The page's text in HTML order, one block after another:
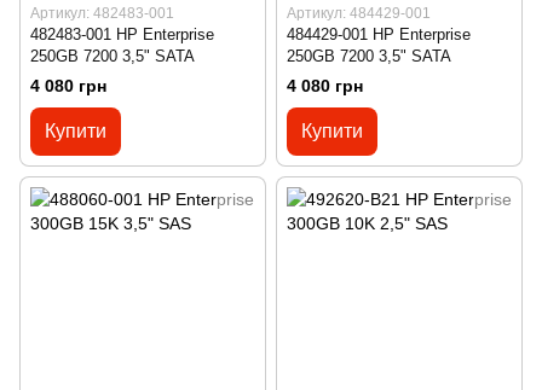
Артикул: 482483-001
482483-001 HP Enterprise
250GB 7200 3,5" SATA
4 080 грн
Купити
Артикул: 484429-001
484429-001 HP Enterprise
250GB 7200 3,5" SATA
4 080 грн
Купити